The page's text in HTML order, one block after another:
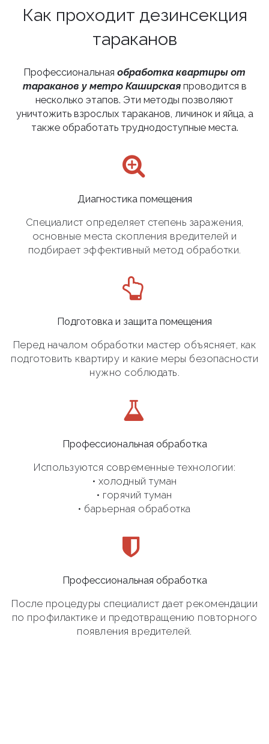
Как проходит дезинсекция
тараканов
Профессиональная обработка квартиры от
тараканов у метро Каширскаяпроводится в
несколько этапов. Эти методы позволяют
уничтожить взрослых тараканов, личинок и яйца, а
также обработать труднодоступные места.
Диагностика помещения
Специалист определяет степень заражения,
основные места скопления вредителей и
подбирает эффективный метод обработки.
Подготовка и защита помещения
Перед началом обработки мастер объясняет, как
подготовить квартиру и какие меры безопасности
нужно соблюдать.
Профессиональная обработка
Используются современные технологии:
• холодный туман
• горячий туман
• барьерная обработка
Профессиональная обработка
После процедуры специалист дает рекомендации
по профилактике и предотвращению повторного
появления вредителей.